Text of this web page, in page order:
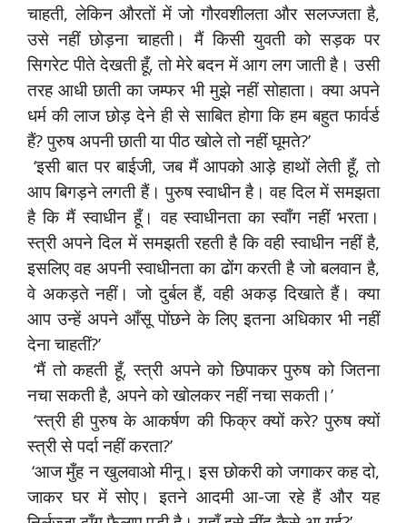
चाहती, लेकिन औरतों में जो गौरवशीलता और सलज्जता है,
उसे नहीं छोड़ना चाहती। मैं किसी युवती को सड़क पर
सिगरेट पीते देखती हूँ, तो मेरे बदन में आग लग जाती है। उसी
तरह आधी छाती का जम्फर भी मुझे नहीं सोहाता। क्या अपने
धर्म की लाज छोड़ देने ही से साबित होगा कि हम बहुत फार्वर्ड
हैं? पुरुष अपनी छाती या पीठ खोले तो नहीं घूमते?’
‘इसी बात पर बाईजी, जब मैं आपको आड़े हाथों लेती हूँ, तो
आप बिगड़ने लगती हैं। पुरुष स्वाधीन है। वह दिल में समझता
है कि मैं स्वाधीन हूँ। वह स्वाधीनता का स्वाँग नहीं भरता।
स्त्री अपने दिल में समझती रहती है कि वही स्वाधीन नहीं है,
इसलिए वह अपनी स्वाधीनता का ढोंग करती है जो बलवान है,
वे अकड़ते नहीं। जो दुर्बल हैं, वही अकड़ दिखाते हैं। क्या
आप उन्हें अपने आँसू पोंछने के लिए इतना अधिकार भी नहीं
देना चाहतीं?’
‘मैं तो कहती हूँ, स्त्री अपने को छिपाकर पुरुष को जितना
नचा सकती है, अपने को खोलकर नहीं नचा सकती।’
‘स्त्री ही पुरुष के आकर्षण की फिक्र क्यों करे? पुरुष क्यों
स्त्री से पर्दा नहीं करता?’
‘आज मुँह न खुलवाओ मीनू। इस छोकरी को जगाकर कह दो,
जाकर घर में सोए। इतने आदमी आ-जा रहे हैं और यह